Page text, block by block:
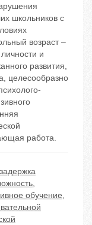
школьников с
возраст –
и
развития,
целесообразно
работа.
задержка
,
обучение,